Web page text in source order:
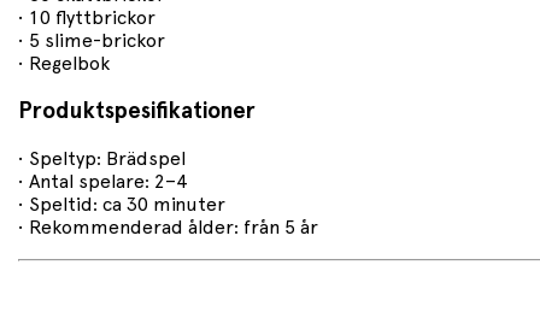
• 10 flyttbrickor
• 5 slime-brickor
• Regelbok
Produktspesifikationer
• Speltyp: Brädspel
• Antal spelare: 2–4
• Speltid: ca 30 minuter
• Rekommenderad ålder: från 5 år